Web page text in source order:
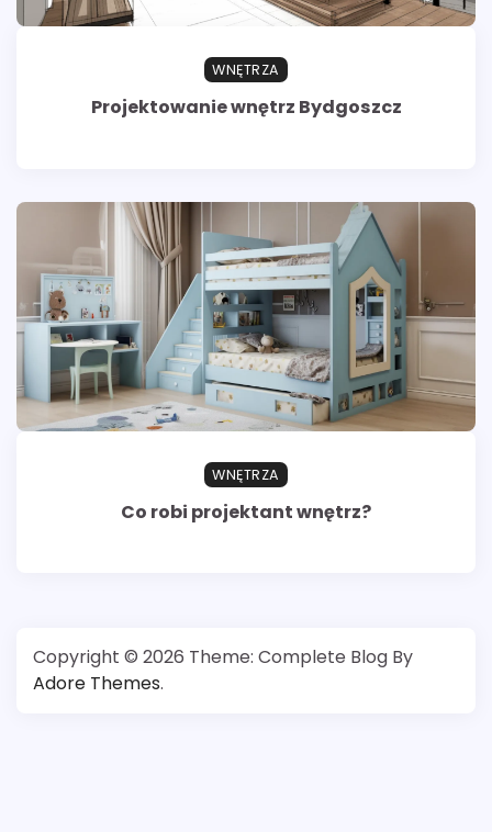
WNĘTRZA
Projektowanie wnętrz Bydgoszcz
WNĘTRZA
Co robi projektant wnętrz?
Copyright © 2026 Theme: Complete Blog By
Adore Themes.